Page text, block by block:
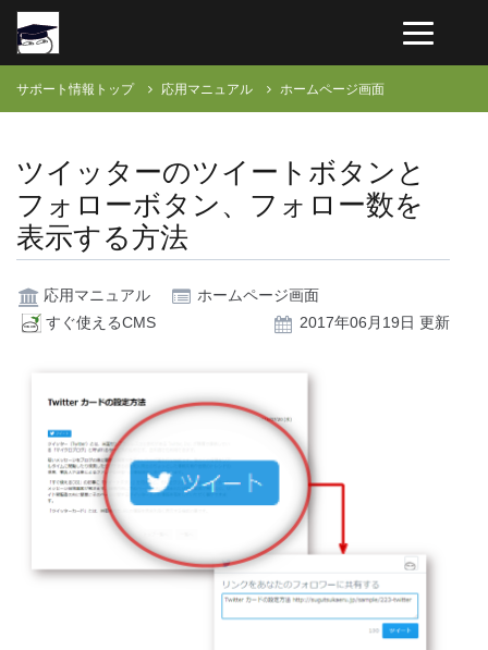
サポート情報トップ 応用マニュアル ホームページ画面
ツイッターのツイートボタンと
フォローボタン、フォロー数を
表示する方法
応用マニュアル
ホームページ画面
すぐ使えるCMS
2017年06月19日 更新